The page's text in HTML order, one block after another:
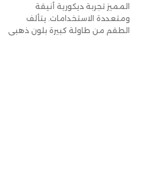
المميز تجربة ديكورية أنيقة
ومتعددة الاستخدامات. يتألف
الطقم من طاولة كبيرة بلون ذهبي